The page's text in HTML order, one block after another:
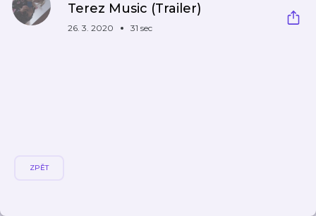
Terez Music (Trailer)
26. 3. 2020 31 sec
ZPĚT